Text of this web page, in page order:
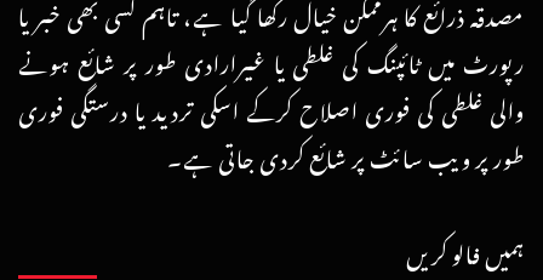
مصدقہ ذرائع کا ہرممکن خیال رکھا گیا ہے، تاہم کسی بھی خبر یا
رپورٹ میں ٹائپنگ کی غلطی یا غیرارادی طور پر شائع ہونے
والی غلطی کی فوری اصلاح کرکے اسکی تردید یا درستگی فوری
طور پر ویب سائٹ پر شائع کردی جاتی ہے۔
ہمیں فالو کریں